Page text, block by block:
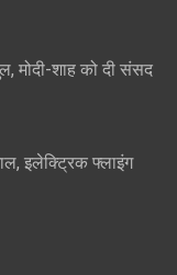
मोदी-शाह को दी संसद
इलेक्ट्रिक फ्लाइंग